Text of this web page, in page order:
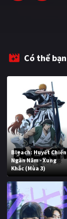
Có thể
Bleach: Huyết Chiến
Ngàn Năm - Xung
Khắc (Mùa 3)